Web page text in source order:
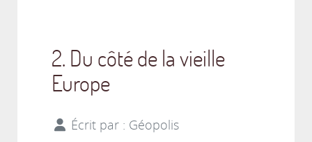
2. Du côté de la vieille
Europe
Écrit par : Géopolis